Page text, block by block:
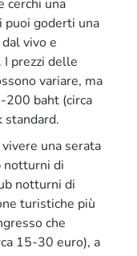
cerchi una
puoi goderti una
vivo e
prezzi delle
variare, ma
baht (circa
standard.
una serata
notturni di
notturni di
turistiche più
che
15-30 euro), a